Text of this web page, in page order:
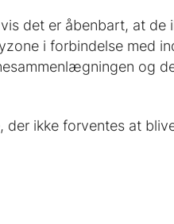
det er åbenbart, at de
i forbindelse med
og
der ikke forventes at